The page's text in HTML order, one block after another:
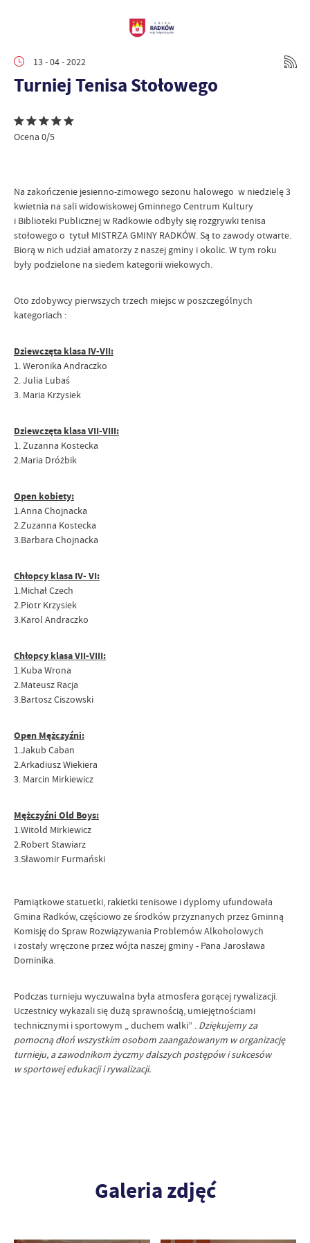
13 - 04 - 2022
Turniej Tenisa Stołowego
Ocena 0/5
Na zakończenie jesienno-zimowego sezonu halowego w niedzielę 3
kwietnia na sali widowiskowej Gminnego Centrum Kultury
i Biblioteki Publicznej w Radkowie odbyły się rozgrywki tenisa
stołowego o tytuł MISTRZA GMINY RADKÓW. Są to zawody otwarte.
Biorą w nich udział amatorzy z naszej gminy i okolic. W tym roku
były podzielone na siedem kategorii wiekowych.
Oto zdobywcy pierwszych trzech miejsc w poszczególnych
kategoriach :
Dziewczęta klasa IV-VII:
1. Weronika Andraczko
2. Julia Lubaś
3. Maria Krzysiek
Dziewczęta klasa VII-VIII:
1. Zuzanna Kostecka
2.Maria Dróżbik
Open kobiety:
1.Anna Chojnacka
2.Zuzanna Kostecka
3.Barbara Chojnacka
Chłopcy klasa IV- VI:
1.Michał Czech
2.Piotr Krzysiek
3.Karol Andraczko
Chłopcy klasa VII-VIII:
1.Kuba Wrona
2.Mateusz Racja
3.Bartosz Ciszowski
Open Mężczyźni:
1.Jakub Caban
2.Arkadiusz Wiekiera
3. Marcin Mirkiewicz
Mężczyźni Old Boys:
1.Witold Mirkiewicz
2.Robert Stawiarz
3.Sławomir Furmański
Pamiątkowe statuetki, rakietki tenisowe i dyplomy ufundowała
Gmina Radków, częściowo ze środków przyznanych przez Gminną
Komisję do Spraw Rozwiązywania Problemów Alkoholowych
i zostały wręczone przez wójta naszej gminy - Pana Jarosława
Dominika.
Podczas turnieju wyczuwalna była atmosfera gorącej rywalizacji.
Uczestnicy wykazali się dużą sprawnością, umiejętnościami
technicznymi i sportowym „ duchem walki” . Dziękujemy za
pomocną dłoń wszystkim osobom zaangażowanym w organizację
turnieju, a zawodnikom życzmy dalszych postępów i sukcesów
w sportowej edukacji i rywalizacji.
Galeria zdjęć